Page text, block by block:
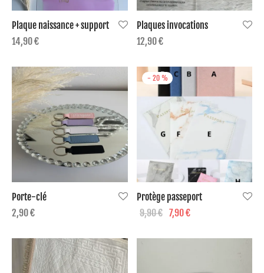
Plaque naissance + support
14,90€
Plaques invocations
12,90€
Porte-clé
2,90€
- 20 %
Protège passeport
9,90€ Le prix
était :
7,90€
actuel
passeport